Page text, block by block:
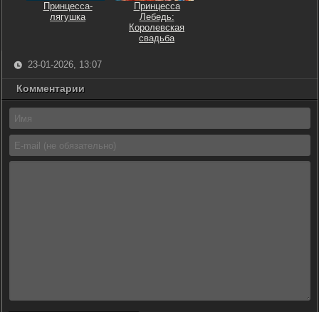
Принцесса-
лягушка
Принцесса
Лебедь:
Королевская
свадьба
23-01-2026, 13:07
Комментарии